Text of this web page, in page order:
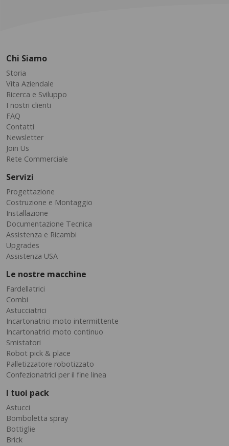
Chi Siamo
Storia
Vita Aziendale
Ricerca e Sviluppo
I nostri clienti
FAQ
Contatti
Newsletter
Join Us
Rete Commerciale
Servizi
Progettazione
Costruzione e Montaggio
Installazione
Documentazione Tecnica
Assistenza e Ricambi
Upgrades
Assistenza USA
Le nostre macchine
Fardellatrici
Combi
Astucciatrici
Incartonatrici moto intermittente
Incartonatrici moto continuo
Smistatori
Robot pick & place
Palletizzatore robotizzato
Confezionatrici per il fine linea
I tuoi pack
Astucci
Bomboletta spray
Bottiglie
Brick